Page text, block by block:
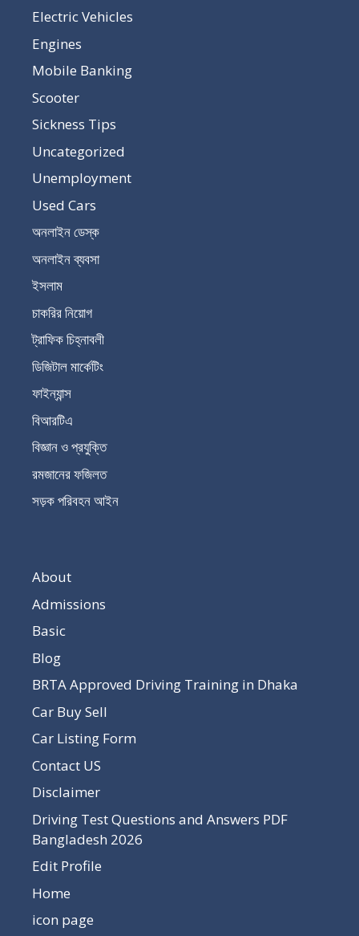
Electric Vehicles
Engines
Mobile Banking
Scooter
Sickness Tips
Uncategorized
Unemployment
Used Cars
অনলাইন ডেস্ক
অনলাইন ব্যবসা
ইসলাম
চাকরির নিয়োগ
ট্রাফিক চিহ্নাবলী
ডিজিটাল মার্কেটিং
ফাইন্যান্স
বিআরটিএ
বিজ্ঞান ও প্রযুক্তি
রমজানের ফজিলত
সড়ক পরিবহন আইন
About
Admissions
Basic
Blog
BRTA Approved Driving Training in Dhaka
Car Buy Sell
Car Listing Form
Contact US
Disclaimer
Driving Test Questions and Answers PDF
Bangladesh 2026
Edit Profile
Home
icon page